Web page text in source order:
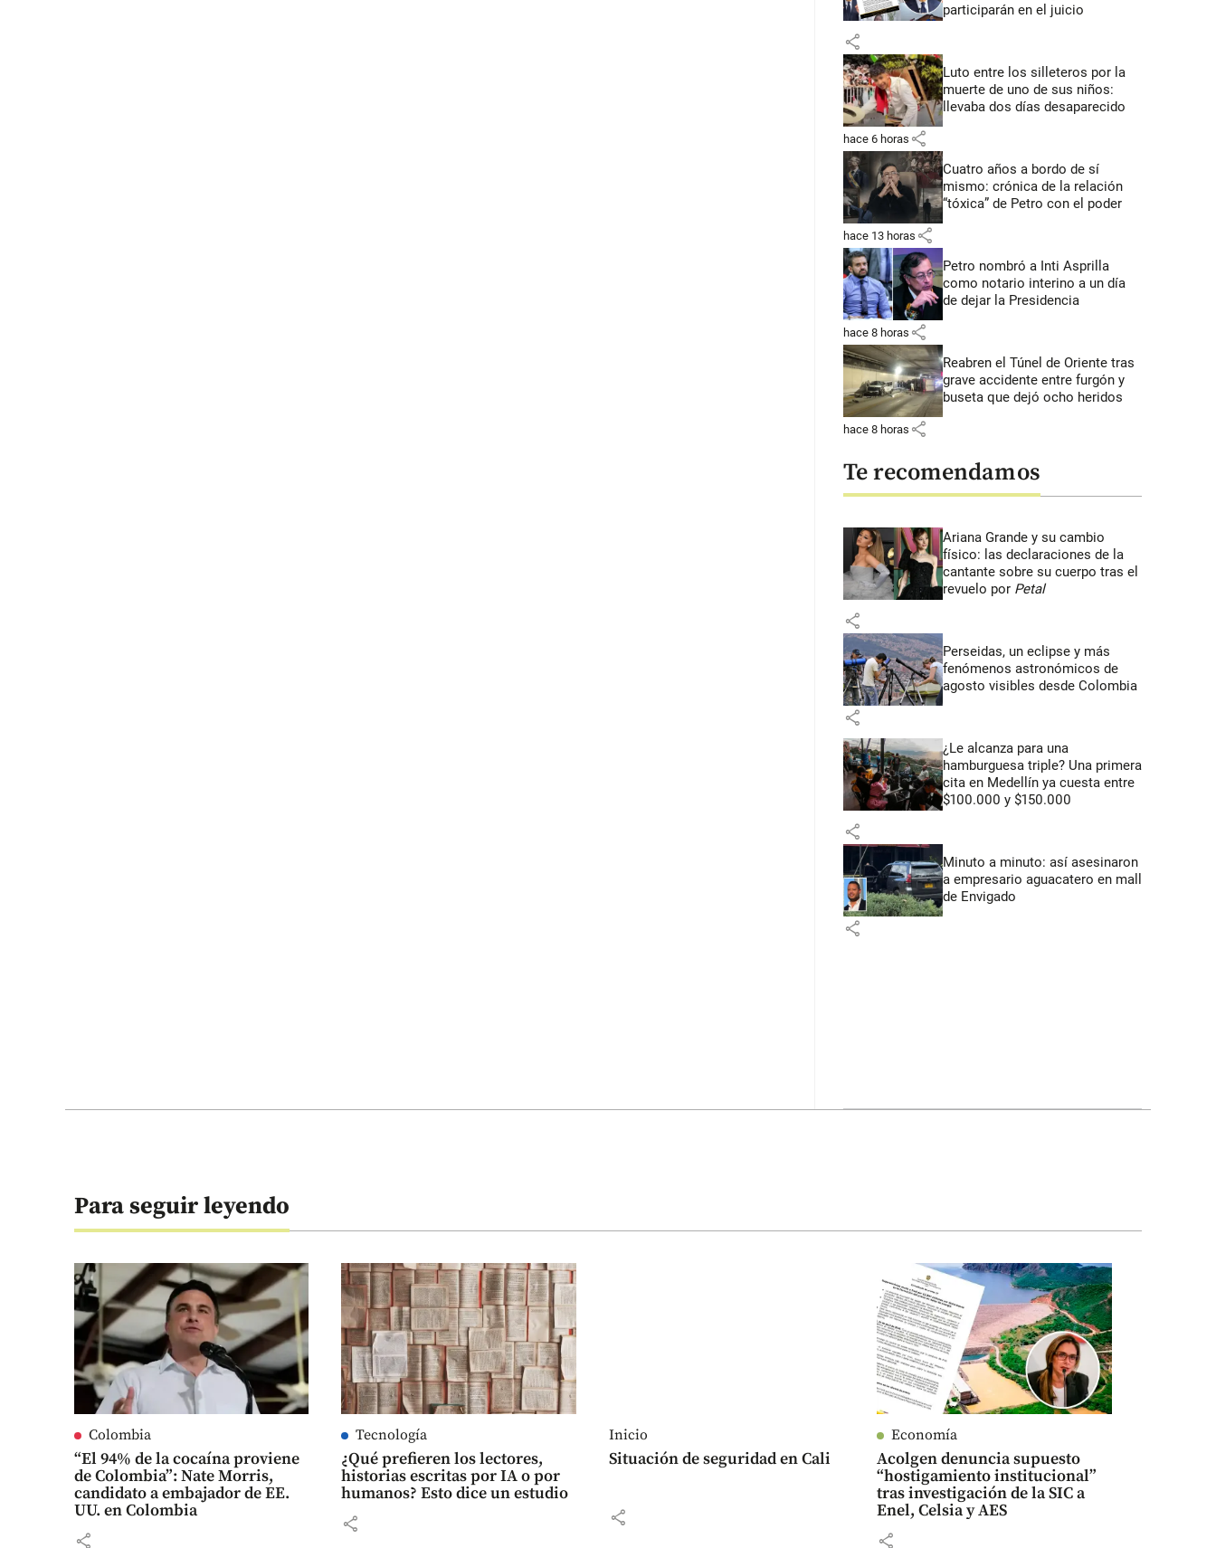
participarán en el juicio
share
Luto entre los silleteros por la
muerte de uno de sus niños:
llevaba dos días desaparecido
hace 6 horas share
Cuatro años a bordo de sí
mismo: crónica de la relación
“tóxica” de Petro con el poder
hace 13 horas share
Petro nombró a Inti Asprilla
como notario interino a un día
de dejar la Presidencia
hace 8 horas share
Reabren el Túnel de Oriente tras
grave accidente entre furgón y
buseta que dejó ocho heridos
hace 8 horas share
Te recomendamos
Ariana Grande y su cambio
físico: las declaraciones de la
cantante sobre su cuerpo tras el
revuelo por Petal
share
Perseidas, un eclipse y más
fenómenos astronómicos de
agosto visibles desde Colombia
share
¿Le alcanza para una
hamburguesa triple? Una primera
cita en Medellín ya cuesta entre
$100.000 y $150.000
share
Minuto a minuto: así asesinaron
a empresario aguacatero en mall
de Envigado
share
Para seguir leyendo
Colombia
“El 94% de la cocaína proviene
de Colombia”: Nate Morris,
candidato a embajador de EE.
UU. en Colombia
share
Tecnología
¿Qué prefieren los lectores,
historias escritas por IA o por
humanos? Esto dice un estudio
share
Inicio
Situación de seguridad en Cali
share
Economía
Acolgen denuncia supuesto
“hostigamiento institucional”
tras investigación de la SIC a
Enel, Celsia y AES
share